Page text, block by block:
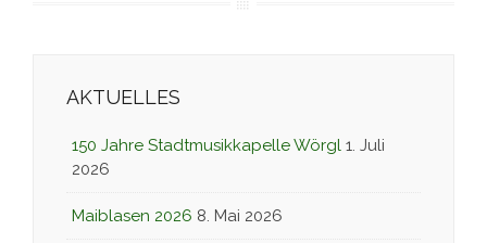
AKTUELLES
150 Jahre Stadtmusikkapelle Wörgl 1. Juli
2026
Maiblasen 2026 8. Mai 2026